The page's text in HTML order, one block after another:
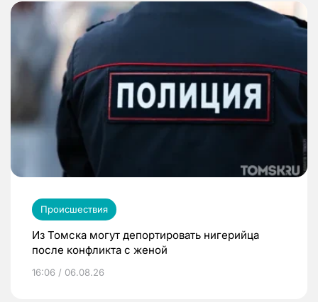
Происшествия
Из Томска могут депортировать нигерийца
после конфликта с женой
16:06 / 06.08.26